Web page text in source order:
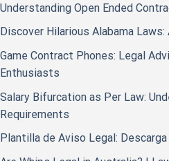
Understanding Open Ended
Discover Hilarious Alabama
Game Contract Phones: Legal
Enthusiasts
Salary Bifurcation as Per Law:
Requirements
Plantilla de Aviso Legal: